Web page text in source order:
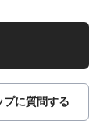
プに質問する